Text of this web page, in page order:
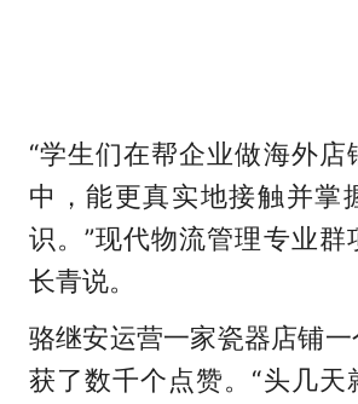
“学生们在帮企业做海外店
中，能更真实地接触并掌
识。”现代物流管理专业群
长青说。
骆继安运营一家瓷器店铺
获了数千个点赞。“头几天